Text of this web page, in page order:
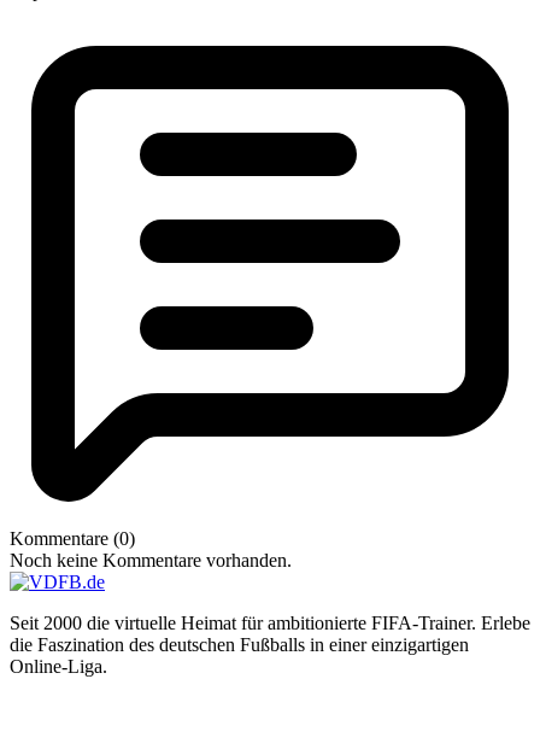
Kommentare (0)
Noch keine Kommentare vorhanden.
Seit 2000 die virtuelle Heimat für ambitionierte FIFA-Trainer. Erlebe
die Faszination des deutschen Fußballs in einer einzigartigen
Online-Liga.